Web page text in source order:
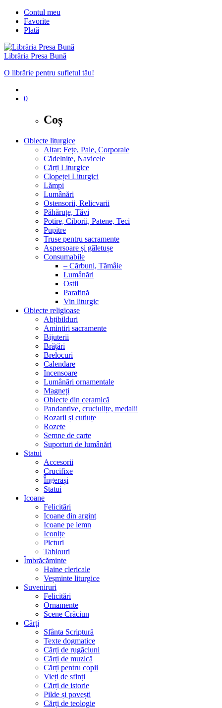
Contul meu
Favorite
Plată
Librăria Presa Bună
O librărie pentru sufletul tău!
0
Coș
Obiecte liturgice
Altar: Fețe, Pale, Corporale
Cădelnițe, Navicele
Cărți Liturgice
Clopeței Liturgici
Lămpi
Lumânări
Ostensorii, Relicvarii
Păhăruțe, Tăvi
Potire, Ciborii, Patene, Teci
Pupitre
Truse pentru sacramente
Aspersoare și găletușe
Consumabile
– Cărbuni, Tămâie
Lumânări
Ostii
Parafină
Vin liturgic
Obiecte religioase
Abțibilduri
Amintiri sacramente
Bijuterii
Brățări
Brelocuri
Calendare
Incensoare
Lumânări ornamentale
Magneți
Obiecte din ceramică
Pandantive, cruciulițe, medalii
Rozarii și cutiuțe
Rozete
Semne de carte
Suporturi de lumânări
Statui
Accesorii
Crucifixe
Îngerași
Statui
Icoane
Felicitări
Icoane din argint
Icoane pe lemn
Iconițe
Picturi
Tablouri
Îmbrăcăminte
Haine clericale
Veșminte liturgice
Suveniruri
Felicitări
Ornamente
Scene Crăciun
Cărți
Sfânta Scriptură
Texte dogmatice
Cărți de rugăciuni
Cărți de muzică
Cărți pentru copii
Vieți de sfinți
Cărți de istorie
Pilde și povești
Cărți de teologie